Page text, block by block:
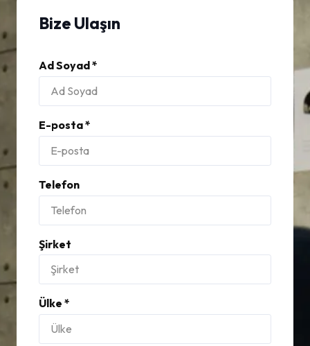
Bize Ulaşın
Ad Soyad *
E-posta *
Telefon
Şirket
Ülke *